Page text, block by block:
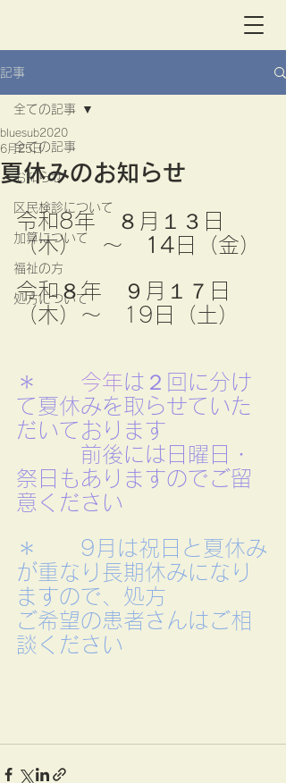
記事
全ての記事
お知らせ
区民検診について
加算について
福祉の方
処方について
全ての記事
夏休みのお知らせ
bluesub2020
6月25日
令和8年　８月１３日
（木）　～
14 日（金）
令和８年　９月１７日
（木）～　19日（土）
＊ 今年は２回に分け
て夏休みを取らせていた
だいております
前後には日曜日・
祭日もありますのでご留
意ください
＊　　9月は祝日と夏休み
が重なり長期休みになり
ますので、処方
ご希望の患者さんはご相
談ください